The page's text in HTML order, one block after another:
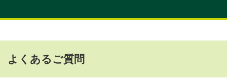
よくあるご質問